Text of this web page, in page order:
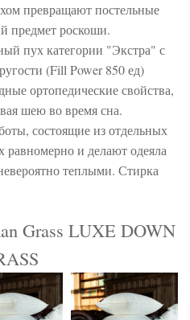
превращают постельные
предмет роскоши.
пух категории "Экстра" с
(Fill Power 850 ед)
ортопедические свойства,
шею во время сна.
состоящие из отдельных
равномерно и делают одеяла
теплыми. Стирка
Grass LUXE DOWN